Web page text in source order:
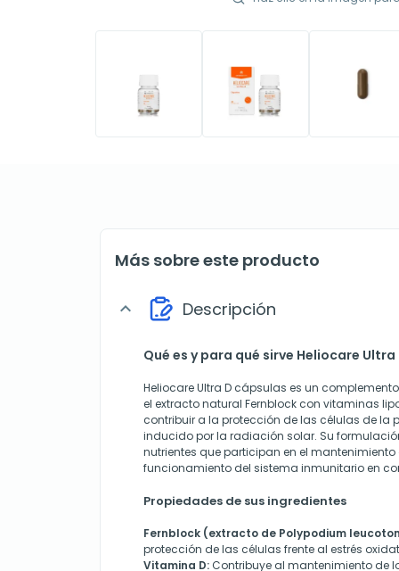
Más sobre este producto
expand_more Descripción
Qué es y para qué sirve Heliocare Ultra
Heliocare Ultra D cápsulas es un
el extracto natural Fernblock con vitaminas
contribuir a la protección de las células de la
inducido por la radiación solar. Su
nutrientes que participan en el mantenimiento
funcionamiento del sistema inmunitario en
Propiedades de sus ingredientes
Fernblock (extracto de Polypodium
protección de las células frente al estrés
Vitamina D: Contribuye al mantenimiento de